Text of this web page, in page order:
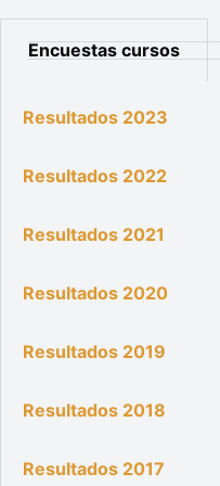
Encuestas cursos
Resultados 2023
Resultados 2022
Resultados 2021
Resultados 2020
Resultados 2019
Resultados 2018
Resultados 2017